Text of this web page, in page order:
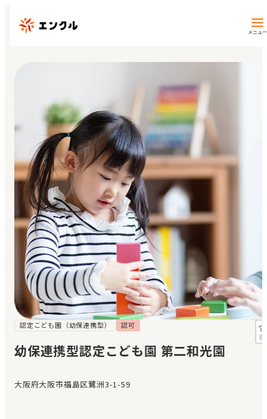
メニュー
地図から探す
地域から探す
マイページ
閲覧履歴
お気に入り
見学日記
メッセージ
おすすめの園
エンクルの特徴と活用方法
認定こども園（幼保連携型） 認可
幼保連携型認定こども園 第二和光園
大阪府大阪市福島区鷺洲3-1-59